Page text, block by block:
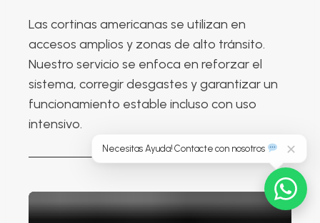
Las cortinas americanas se utilizan en
accesos amplios y zonas de alto tránsito.
Nuestro servicio se enfoca en reforzar el
sistema, corregir desgastes y garantizar un
funcionamiento estable incluso con uso
intensivo.
Necesitas Ayuda! Contacte con nosotros